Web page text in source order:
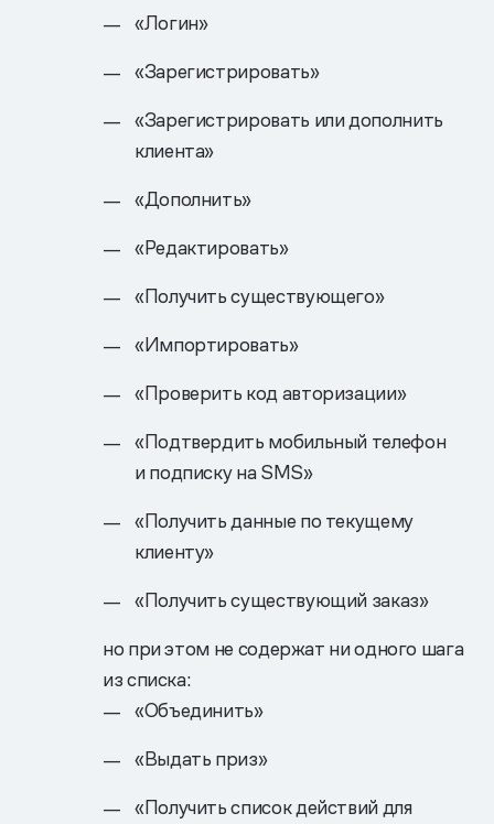
«Логин»
«Зарегистрировать»
«Зарегистрировать или дополнить
клиента»
«Дополнить»
«Редактировать»
«Получить существующего»
«Импортировать»
«Проверить код авторизации»
«Подтвердить мобильный телефон
и подписку на SMS»
«Получить данные по текущему
клиенту»
«Получить существующий заказ»
но при этом не содержат ни одного шага
из списка:
«Объединить»
«Выдать приз»
«Получить список действий для